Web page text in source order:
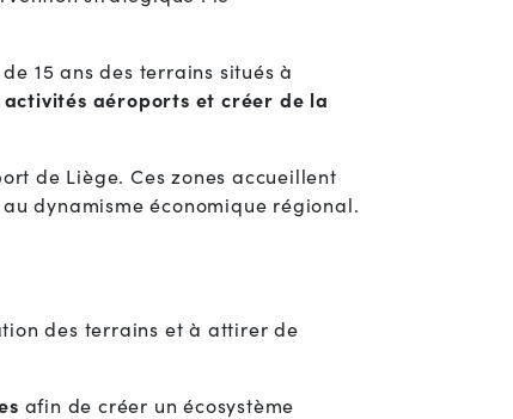
15 ans des terrains situés à
aéroports et créer de la
de Liège. Ces zones accueillent
dynamisme économique régional.
des terrains et à attirer de
afin de créer un écosystème